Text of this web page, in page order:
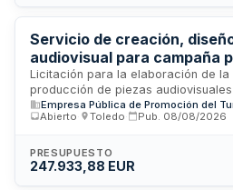
Servicio de creación,
audiovisual para campaña
turismo de Castilla-La
Licitación para la elaboración de
producción de piezas
campaña publicitaria de
Mancha para el año 2027. El
promoción del turismo y artesanía
con sede en Toledo. Se requiere
Abierto
Toledo Pub. 08/08/2026
PRESUPUESTO
247.933,88 EUR